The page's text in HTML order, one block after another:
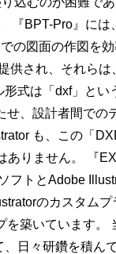
『BPT-Pro』には
の図面の作図を
供され、それら
式は「dxf」とい
、設計者間での
も、この「
りません。 『
フトとAdobe
のカスタム
築いています。
日々研鑽を積んで